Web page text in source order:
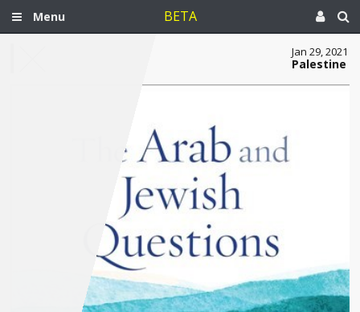
Menu BETA
Jan 29, 2021
Palestine